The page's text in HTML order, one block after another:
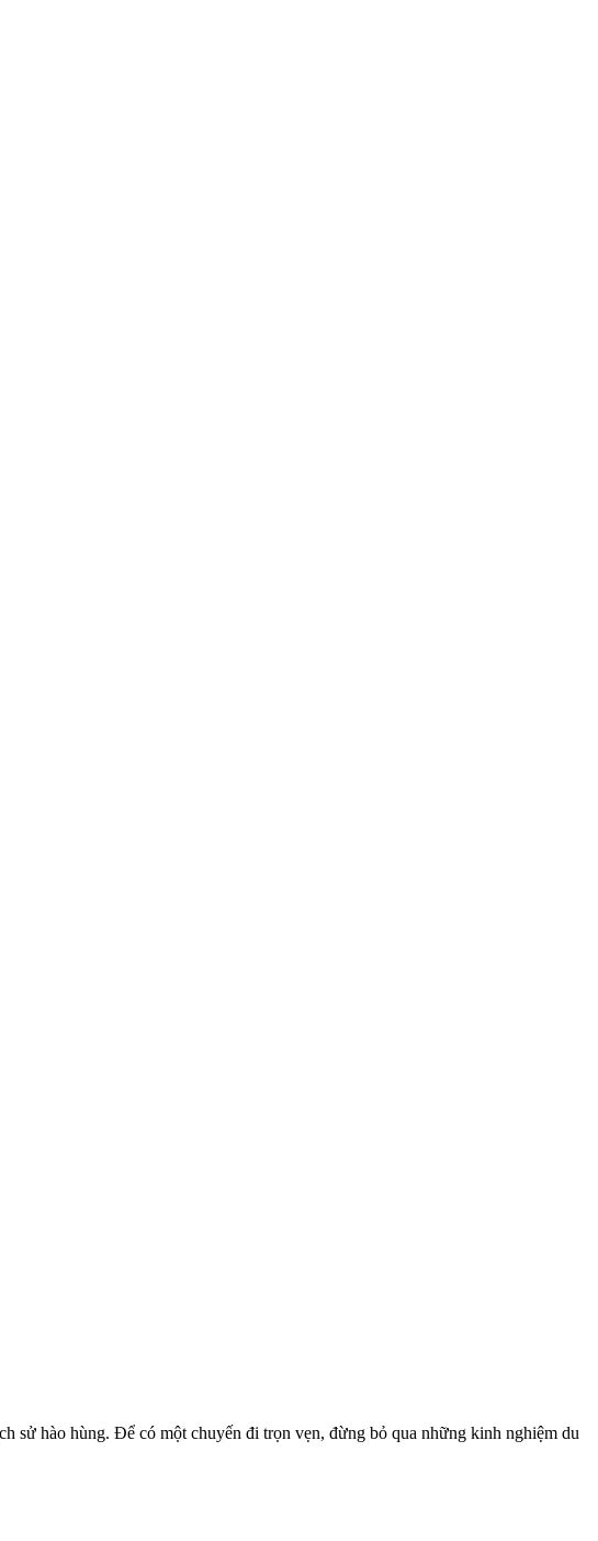
sử hào hùng. Để có một chuyến đi trọn vẹn, đừng bỏ qua những kinh nghiệm du